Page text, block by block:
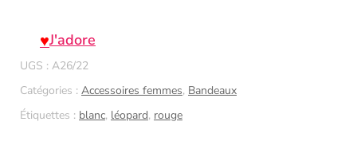
J'adore
UGS : A26/22
Catégories : Accessoires femmes, Bandeaux
Étiquettes : blanc, léopard, rouge